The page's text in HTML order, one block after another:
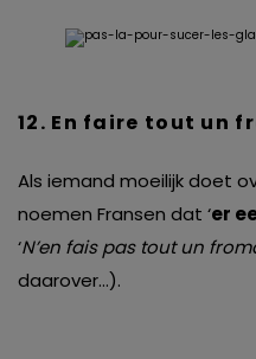
12. En faire tout un
Als iemand moeilijk doet
noemen Fransen dat ‘er
‘N’en fais pas tout un
daarover…).